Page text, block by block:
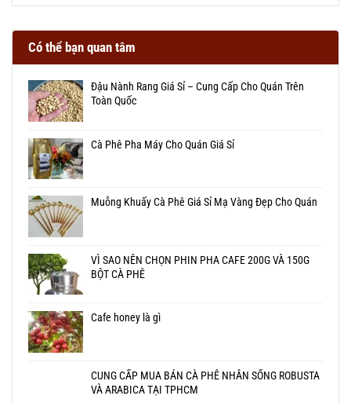
Có thể bạn quan tâm
Đậu Nành Rang Giá Sỉ – Cung Cấp Cho Quán Trên
Toàn Quốc
Cà Phê Pha Máy Cho Quán Giá Sỉ
Muỗng Khuấy Cà Phê Giá Sỉ Mạ Vàng Đẹp Cho Quán
VÌ SAO NÊN CHỌN PHIN PHA CAFE 200G VÀ 150G
BỘT CÀ PHÊ
Cafe honey là gì
CUNG CẤP MUA BÁN CÀ PHÊ NHÂN SỐNG ROBUSTA
VÀ ARABICA TẠI TPHCM